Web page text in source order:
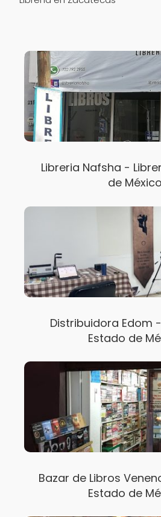
Libreria Nafsha -
de México
Distribuidora Edom
Estado de
Bazar de Libros
Estado de